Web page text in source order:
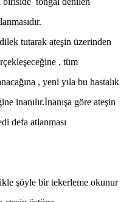
tutarak ateşin üzerinden
, tüm
, yeni yıla bu hastalık
inanılır.İnanışa göre ateşin
defa atlanması
şöyle birtekerlemeokunur